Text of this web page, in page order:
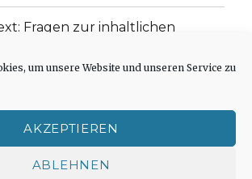
um unsere Website und unseren Service zu
AKZEPTIEREN
ABLEHNEN
Fragen zur inhaltlichen
(EU)